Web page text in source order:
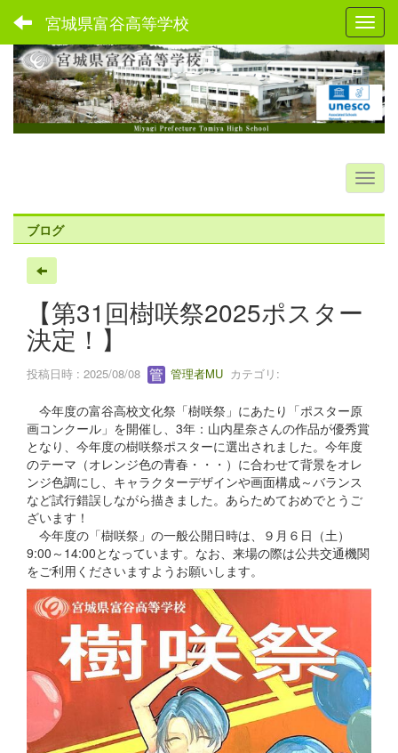
宮城県富谷高等学校
ブログ
【第31回樹咲祭2025ポスター
決定！】
投稿日時 : 2025/08/08 管理者MU カテゴリ:
今年度の富谷高校文化祭「樹咲祭」にあたり「ポスター原
画コンクール」を開催し、3年：山内星奈さんの作品が優秀賞
となり、今年度の樹咲祭ポスターに選出されました。今年度
のテーマ（オレンジ色の青春・・・）に合わせて背景をオレ
ンジ色調にし、キャラクターデザインや画面構成～バランス
など試行錯誤しながら描きました。あらためておめでとうご
ざいます！
今年度の「樹咲祭」の一般公開日時は、９月６日（土）
9:00～14:00となっています。なお、来場の際は公共交通機関
をご利用くださいますようお願いします。